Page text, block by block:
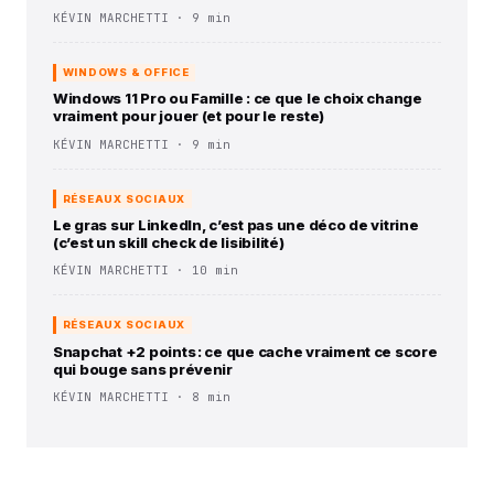
KÉVIN MARCHETTI · 9 min
WINDOWS & OFFICE
Windows 11 Pro ou Famille : ce que le choix change
vraiment pour jouer (et pour le reste)
KÉVIN MARCHETTI · 9 min
RÉSEAUX SOCIAUX
Le gras sur LinkedIn, c’est pas une déco de vitrine
(c’est un skill check de lisibilité)
KÉVIN MARCHETTI · 10 min
RÉSEAUX SOCIAUX
Snapchat +2 points : ce que cache vraiment ce score
qui bouge sans prévenir
KÉVIN MARCHETTI · 8 min